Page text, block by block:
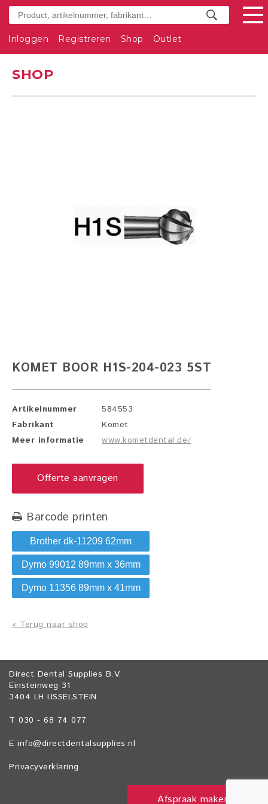
Inloggen Registreren Shop Outlet
SHOP
KOMET BOOR H1S-204-023 5ST
Artikelnummer
584553
Fabrikant
Komet
Meer informatie
www.kometdental.de/
Offerte aanvragen
Barcode printen
Brother dk-11209 62mm
Dymo 99012 89mm x 36mm
Dymo 11356 89mm x 41mm
« Terug naar shop
Direct Dental Supplies B.V.
Einsteinweg 31
3404 LH IJSSELSTEIN
T 030 - 68 74 077
E info@directdentalsupplies.nl
Privacyverklaring
Afspraak maken